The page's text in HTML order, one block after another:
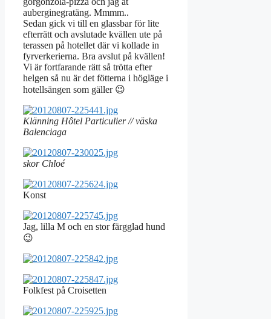
auberginegratäng. Mmmm..
Sedan gick vi till en glassbar för lite
efterrätt och avslutade kvällen ute på
terassen på hotellet där vi kollade in
fyrverkerierna. Bra avslut på kvällen!
Vi är fortfarande rätt så trötta efter
helgen så nu är det fötterna i högläge i
hotellsängen som gäller 😉
Klänning Hôtel Particulier // väska
Balenciaga
skor Chloé
Konst
Jag, lilla M och en stor färgglad hund
😉
Folkfest på Croisetten